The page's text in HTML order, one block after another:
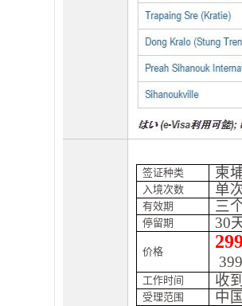
签证种类 柬
入境次数 单
有效期 三
停留期 30
价格
3
工作时间 收
受理范围 中